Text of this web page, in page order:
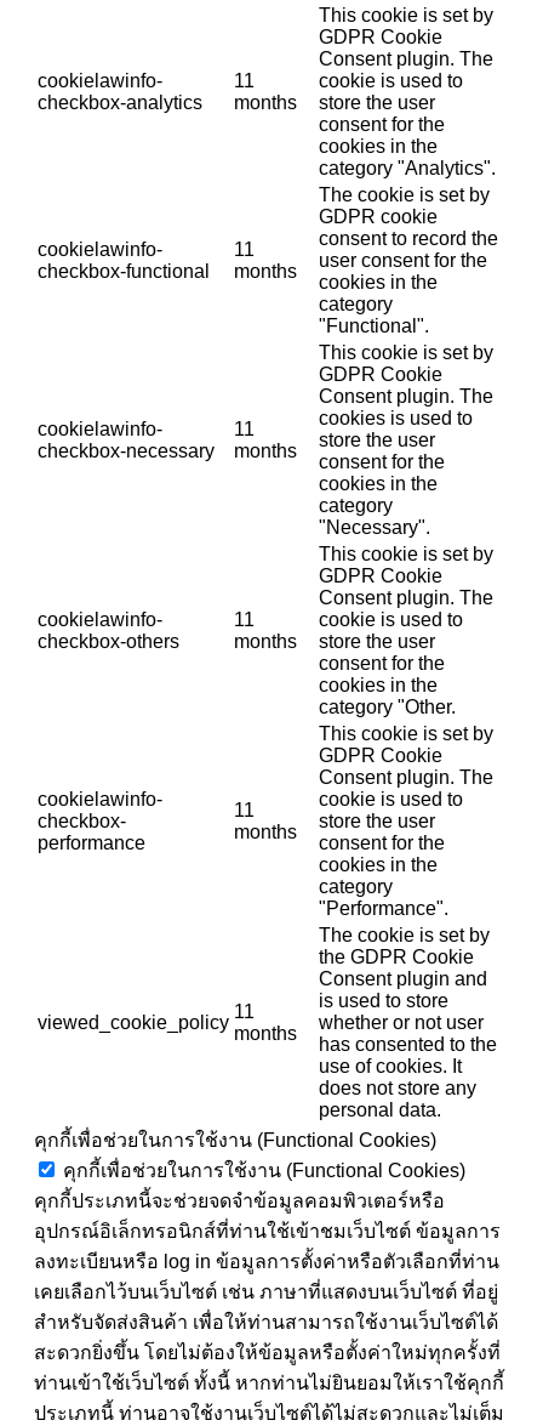
cookielawinfo-
checkbox-analytics
11
months
This cookie is set by
GDPR Cookie
Consent plugin. The
cookie is used to
store the user
consent for the
cookies in the
category "Analytics".
cookielawinfo-
checkbox-functional
11
months
The cookie is set by
GDPR cookie
consent to record the
user consent for the
cookies in the
category
"Functional".
cookielawinfo-
checkbox-necessary
11
months
This cookie is set by
GDPR Cookie
Consent plugin. The
cookies is used to
store the user
consent for the
cookies in the
category
"Necessary".
cookielawinfo-
checkbox-others
11
months
This cookie is set by
GDPR Cookie
Consent plugin. The
cookie is used to
store the user
consent for the
cookies in the
category "Other.
cookielawinfo-
checkbox-
performance
11
months
This cookie is set by
GDPR Cookie
Consent plugin. The
cookie is used to
store the user
consent for the
cookies in the
category
"Performance".
viewed_cookie_policy
11
months
The cookie is set by
the GDPR Cookie
Consent plugin and
is used to store
whether or not user
has consented to the
use of cookies. It
does not store any
personal data.
คุกกี้เพื่อช่วยในการใช้งาน (Functional Cookies)
คุกกี้เพื่อช่วยในการใช้งาน (Functional Cookies)
คุกกี้ประเภทนี้จะช่วยจดจำข้อมูลคอมพิวเตอร์หรือ
อุปกรณ์อิเล็กทรอนิกส์ที่ท่านใช้เข้าชมเว็บไซต์ ข้อมูลการ
ลงทะเบียนหรือ log in ข้อมูลการตั้งค่าหรือตัวเลือกที่ท่าน
เคยเลือกไว้บนเว็บไซต์ เช่น ภาษาที่แสดงบนเว็บไซต์ ที่อยู่
สำหรับจัดส่งสินค้า เพื่อให้ท่านสามารถใช้งานเว็บไซต์ได้
สะดวกยิ่งขึ้น โดยไม่ต้องให้ข้อมูลหรือตั้งค่าใหม่ทุกครั้งที่
ท่านเข้าใช้เว็บไซต์ ทั้งนี้ หากท่านไม่ยินยอมให้เราใช้คุกกี้
ประเภทนี้ ท่านอาจใช้งานเว็บไซต์ได้ไม่สะดวกและไม่เต็ม